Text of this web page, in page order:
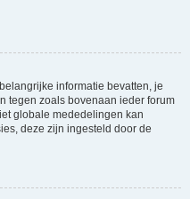
informatie bevatten, je
tegen zoals bovenaan ieder forum
globale mededelingen kan
deze zijn ingesteld door de